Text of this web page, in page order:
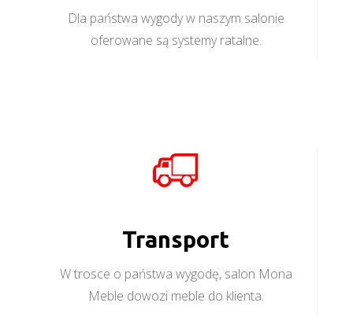
Dla państwa wygody w naszym salonie
oferowane są systemy ratalne.
Transport
W trosce o państwa wygodę, salon Mona
Meble dowozi meble do klienta.